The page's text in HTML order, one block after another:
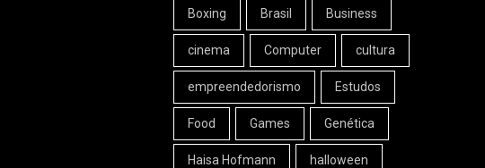
Boxing Brasil Business
cinema Computer cultura
empreendedorismo Estudos
Food Games Genética
Haisa Hofmann halloween